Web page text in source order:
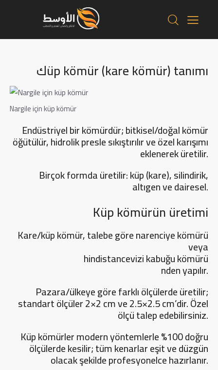
كüp kömür (kare kömür) tanımı
Nargile için küp kömür
Endüstriyel bir kömürdür; bitkisel/doğal kömür
öğütülür, hidrolik presle sıkıştırılır ve özel karışımı
eklenerek üretilir.
Birçok formda üretilir: küp (kare), silindirik,
altıgen ve dairesel.
Küp kömürün üretimi
Kare/küp kömür, talebe göre narenciye kömürü
veya
hindistancevizi kabuğu kömürü
nden yapılır.
Pazara/ülkeye göre farklı ölçülerde üretilir;
standart ölçüler 2×2 cm ve 2.5×2.5 cm’dir. Özel
ölçü talep edebilirsiniz.
Küp kömürler modern yöntemlerle %100 doğru
ölçülerde kesilir; tüm kenarlar eşit ve düzgün
olacak şekilde profesyonelce hazırlanır.